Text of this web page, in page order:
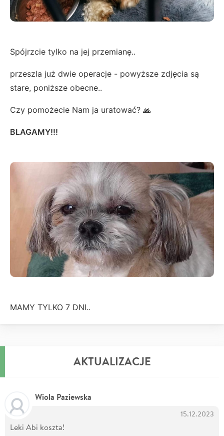
Spójrzcie tylko na jej przemianę..
przeszla już dwie operacje - powyższe zdjęcia są
stare, poniższe obecne..
Czy pomożecie Nam ja uratować? 🙏
BLAGAMY!!!
MAMY TYLKO 7 DNI..
AKTUALIZACJE
Wiola Paziewska
15.12.2023
Leki Abi koszta!